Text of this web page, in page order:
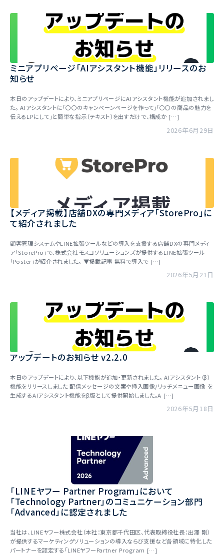
ミニアプリページ「AIアシスタント機能」リリースのお
知らせ
本日のアップデートにより、ミニアプリページにAIアシスタント機能が追加されまし
た。 AIアシスタントに「〇〇のキャンペーンページを作って」「〇〇の商品の魅力を
伝えるLPにして」と簡単な指示（テキスト）を出すだけで、構成か […]
2026年6月29日
【メディア掲載】店舗DXの専門メディア「StorePro」に
て紹介されました
顧客管理システムやLINE拡張ツールなどの導入を支援する店舗DXの専門メディ
ア「StorePro」で、株式会社モスコソリューションズが提供するLINE拡張ツール
「Poster」が紹介されました。 ▼掲載記事 無料で導入で […]
2026年5月21日
アップデートのお知らせ v2.2.0
本日のアップデートにより、以下機能が追加・更新されました。 AIアシスタント（β）
機能をリリースしました 配信メッセージの文案や挿入画像/リッチメニュー画像 を
生成するAIアシスタント機能をβ版として提供開始しました。A […]
2026年5月18日
「LINEヤフー Partner Program」において
「Technology Partner」のコミュニケーション部門
「Advanced」に認定されました
当社は、LINEヤフー株式会社（本社：東京都千代田区、代表取締役社長：出澤 剛）
が提供するマーケティングソリューションの導入ならび支援など各領域に特化した
パートナーを認定する「LINEヤフーPartner Program […]